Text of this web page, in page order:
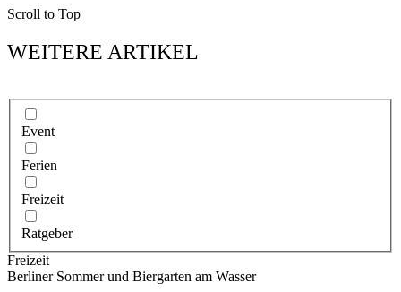
Scroll to Top
WEITERE ARTIKEL
Event
Ferien
Freizeit
Ratgeber
Freizeit
Berliner Sommer und Biergarten am Wasser